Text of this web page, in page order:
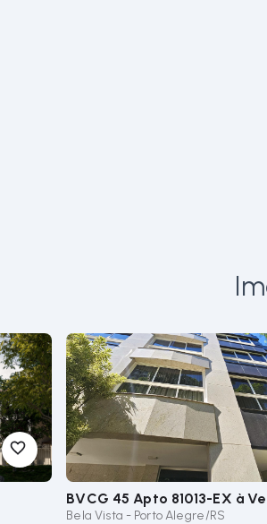
BVCG 45 Apto 81013-EX à
Bela Vista - Porto Alegre/RS